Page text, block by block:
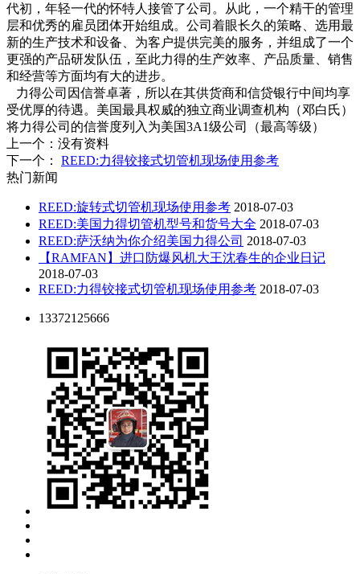
代初，年轻一代的怀特人接管了公司。从此，一个精干的管理
层和优秀的雇员团体开始组成。公司着眼长久的策略、选用最
新的生产技术和设备、为客户提供完美的服务，并组成了一个
更强的产品研发队伍，至此力得的生产效率、产品质量、销售
和经营等方面均有大的进步。
力得公司因信誉卓著，所以在其供货商和信贷银行中间均享
受优厚的待遇。美国最具权威的独立商业调查机构（邓白氏）
将力得公司的信誉度列入为美国3A1级公司（最高等级）
上一个： 没有资料
下一个： REED:力得铰接式切管机现场使用参考
热门新闻
REED:旋转式切管机现场使用参考 2018-07-03
REED:美国力得切管机型号和货号大全 2018-07-03
REED:萨沃纳为你介绍美国力得公司 2018-07-03
【RAMFAN】进口防爆风机大王沈春生的企业日记
2018-07-03
REED:力得铰接式切管机现场使用参考 2018-07-03
13372125666